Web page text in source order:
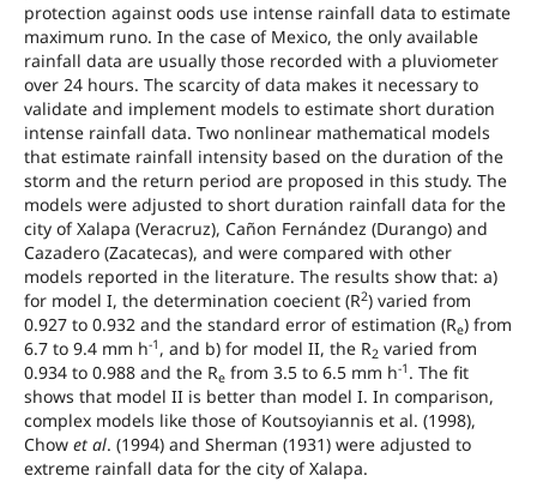
protection against oods use intense rainfall data to estimate
maximum runo. In the case of Mexico, the only available
rainfall data are usually those recorded with a pluviometer
over 24 hours. The scarcity of data makes it necessary to
validate and implement models to estimate short duration
intense rainfall data. Two nonlinear mathematical models
that estimate rainfall intensity based on the duration of the
storm and the return period are proposed in this study. The
models were adjusted to short duration rainfall data for the
city of Xalapa (Veracruz), Cañon Fernández (Durango) and
Cazadero (Zacatecas), and were compared with other
models reported in the literature. The results show that: a)
for model I, the determination coecient (R2) varied from
0.927 to 0.932 and the standard error of estimation (Re) from
6.7 to 9.4 mm h-1 , and b) for model II, the R2 varied from
0.934 to 0.988 and the Refrom 3.5 to 6.5 mm h-1 . The fit
shows that model II is better than model I. In comparison,
complex models like those of Koutsoyiannis et al. (1998),
Chow et al. (1994) and Sherman (1931) were adjusted to
extreme rainfall data for the city of Xalapa.